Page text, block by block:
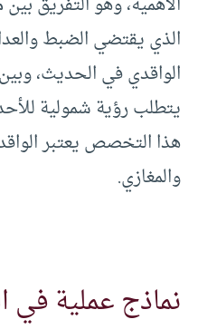
الذي يقتضي الضبط
الواقدي في الحديث،
يتطلب رؤية شمولية
هذا التخصص يعتبر
والمغازي.
نماذج عملية في